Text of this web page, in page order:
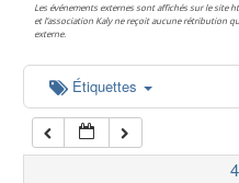
Les événements externes sont affichés sur le
et l’association Kaly ne reçoit aucune rétribution
externe.
Étiquettes
4
05:00
06:00
07:00